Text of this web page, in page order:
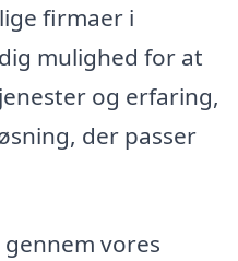
firmaer i
mulighed for at
og erfaring,
der passer
vores